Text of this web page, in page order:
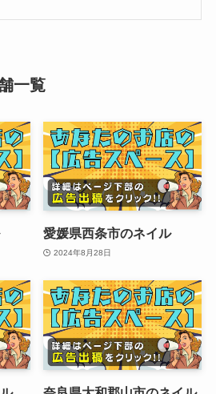
一覧
愛媛県西条市のネイル
2024年8月28日